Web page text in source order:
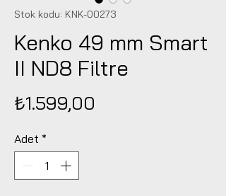
Stok kodu: KNK-00273
Kenko 49 mm Smart
II ND8 Filtre
₺1.599,00
Adet *